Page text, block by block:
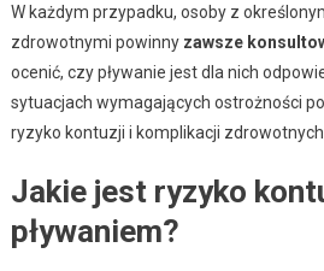
W każdym przypadku, osoby z
zdrowotnymi powinny zawsze
ocenić, czy pływanie jest dla nich
sytuacjach wymagających ostrożności
ryzyko kontuzji i komplikacji zdrowotnych.
Jakie jest ryzyko
pływaniem?